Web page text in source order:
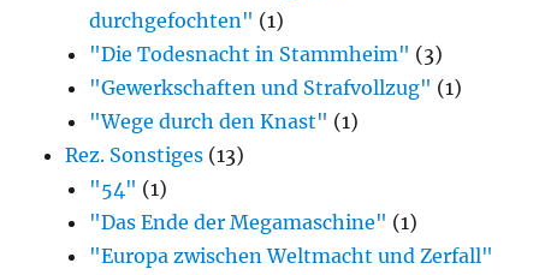
durchgefochten" (1)
"Die Todesnacht in Stammheim" (3)
"Gewerkschaften und Strafvollzug" (1)
"Wege durch den Knast" (1)
Rez. Sonstiges (13)
"54" (1)
"Das Ende der Megamaschine" (1)
"Europa zwischen Weltmacht und Zerfall"